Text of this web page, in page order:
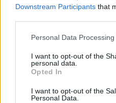
Downstream Participants that
Personal Data
I want to opt-out of the
personal data.
Opted In
I want to opt-out of the
Personal Data.
Radek Ctibor -
třídíme nejlépe
Radek Ctibor -
Kraj investuje